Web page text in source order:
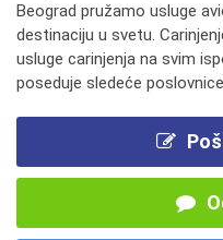
Beograd pružamo usluge
destinaciju u svetu.
usluge carinjenja na svim
poseduje sledeće